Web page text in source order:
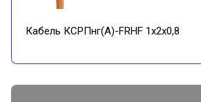
Кабель КСРПнг(А)-FRHF 1х2х0,8